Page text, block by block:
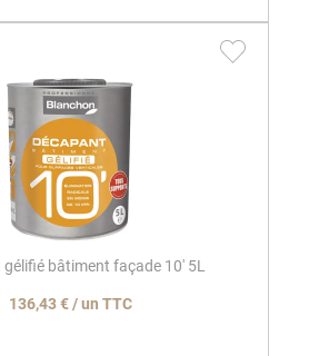
gélifié bâtiment façade 10' 5L
136,43 € / un TTC